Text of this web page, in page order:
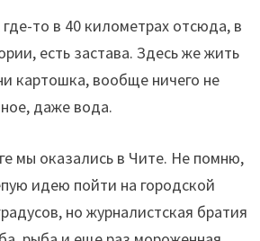
то в 40 километрах отсюда, в
есть застава. Здесь же жить
картошка, вообще ничего не
даже вода.
мы оказались в Чите. Не помню,
идею пойти на городской
но журналистская братия